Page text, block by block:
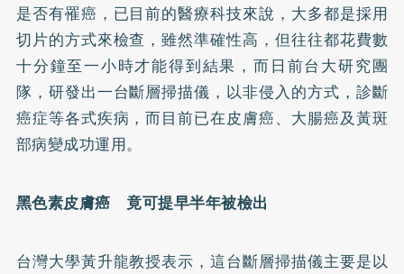
是否有罹癌，已目前的醫療科技來說，大多都是採用
切片的方式來檢查，雖然準確性高，但往往都花費數
十分鐘至一小時才能得到結果，而日前台大研究團
隊，研發出一台斷層掃描儀，以非侵入的方式，診斷
癌症等各式疾病，而目前已在皮膚癌、 大腸癌及黃斑
部病變成功運用。
黑色素皮膚癌 竟可提早半年被檢出
台灣大學黃升龍教授表示，這台斷層掃描儀主要是以